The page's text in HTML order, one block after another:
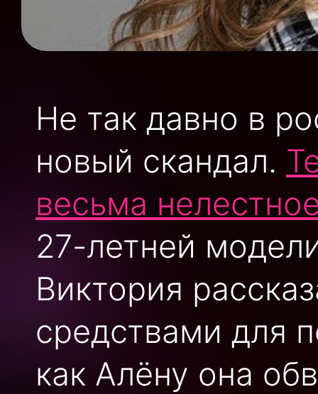
Не так давно в
новый скандал.
весьма
27-летней
Виктория
средствами для
как Алёну она